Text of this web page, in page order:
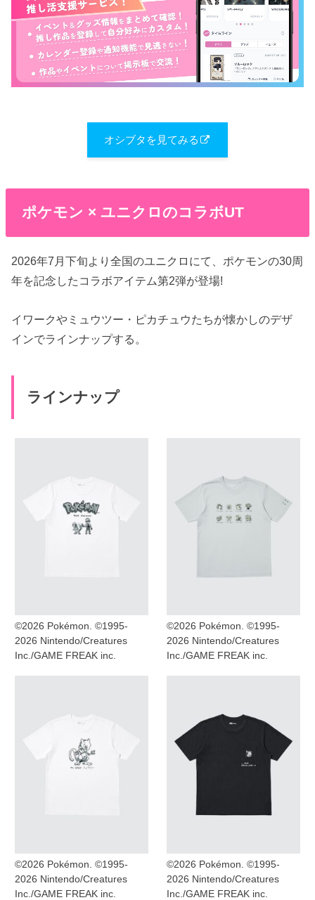
オシブタを見てみる
ポケモン × ユニクロのコラボUT
2026年7月下旬より全国のユニクロにて、ポケモンの30周
年を記念したコラボアイテム第2弾が登場!
イワークやミュウツー・ピカチュウたちが懐かしのデザ
インでラインナップする。
ラインナップ
©2026 Pokémon. ©1995-
2026 Nintendo/Creatures
Inc./GAME FREAK inc.
©2026 Pokémon. ©1995-
2026 Nintendo/Creatures
Inc./GAME FREAK inc.
©2026 Pokémon. ©1995-
2026 Nintendo/Creatures
Inc./GAME FREAK inc.
©2026 Pokémon. ©1995-
2026 Nintendo/Creatures
Inc./GAME FREAK inc.